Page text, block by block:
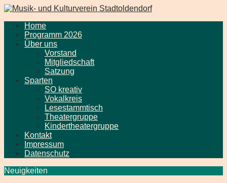
Home
Programm 2026
Über uns
Vorstand
Mitgliedschaft
Satzung
Sparten
SO kreativ
Vokalkreis
Lesestammtisch
Theatergruppe
Kindertheatergruppe
Kontakt
Impressum
Datenschutz
Neuigkeiten